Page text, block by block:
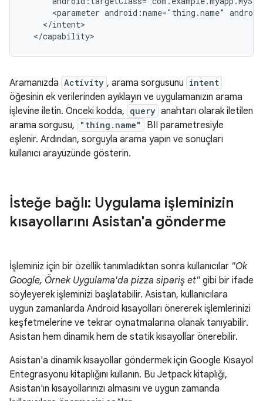
<parameter android:name="thing.name"
Aramanızda Activity , arama sorgusunu intent
öğesinin ek verilerinden ayıklayın ve uygulamanızın arama
işlevine iletin. Önceki kodda, query anahtarı olarak iletilen
arama sorgusu,
"thing.name"
BII parametresiyle
eşlenir. Ardından, sorguyla arama yapın ve sonuçları
kullanıcı arayüzünde gösterin.
İsteğe bağlı: Uygulama işleminizin
kısayollarını Asistan'a gönderme
İşleminiz için bir özellik tanımladıktan sonra kullanıcılar "Ok
Google, Örnek Uygulama'da pizza sipariş et" gibi bir ifade
söyleyerek işleminizi başlatabilir. Asistan, kullanıcılara
uygun zamanlarda Android kısayolları önererek işlemlerinizi
keşfetmelerine ve tekrar oynatmalarına olanak tanıyabilir.
Asistan hem dinamik hem de statik kısayollar önerebilir.
Asistan'a dinamik kısayollar göndermek için Google Kısayol
Entegrasyonu kitaplığını kullanın. Bu Jetpack kitaplığı,
Asistan'ın kısayollarınızı almasını ve uygun zamanda